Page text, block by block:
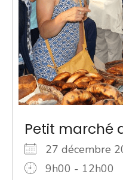
Petit marché
27 décembre
9h00 - 12h00